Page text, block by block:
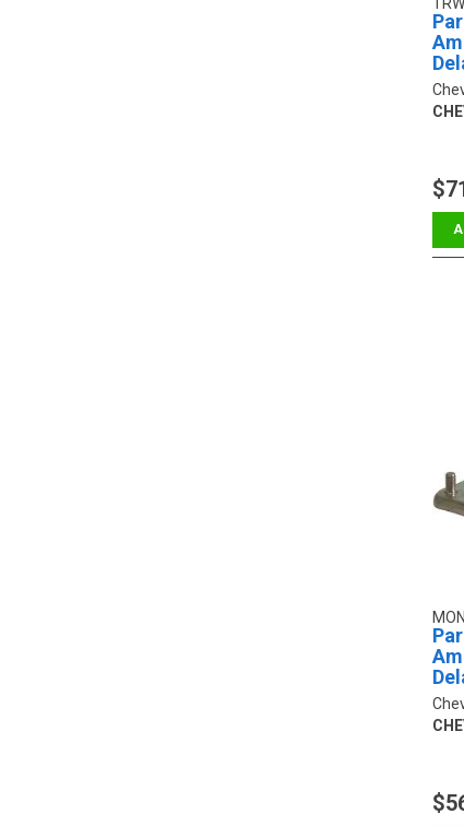
TRW